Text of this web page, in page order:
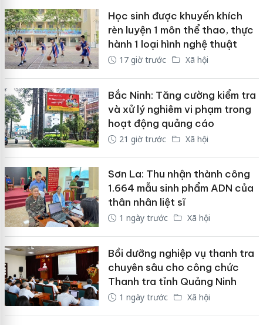
Học sinh được khuyến khích
rèn luyện 1 môn thể thao, thực
hành 1 loại hình nghệ thuật
17 giờ trước Xã hội
Bắc Ninh: Tăng cường kiểm tra
và xử lý nghiêm vi phạm trong
hoạt động quảng cáo
21 giờ trước Xã hội
Sơn La: Thu nhận thành công
1.664 mẫu sinh phẩm ADN của
thân nhân liệt sĩ
1 ngày trước Xã hội
Bồi dưỡng nghiệp vụ thanh tra
chuyên sâu cho công chức
Thanh tra tỉnh Quảng Ninh
1 ngày trước Xã hội